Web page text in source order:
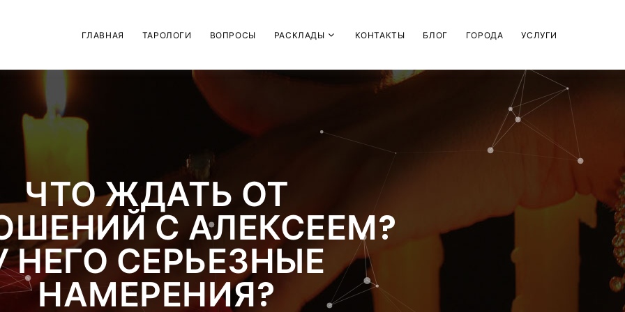
ГЛАВНАЯ ТАРОЛОГИ ВОПРОСЫ РАСКЛАДЫ КОНТАКТЫ БЛОГ ГОРОДА УСЛУГИ
ЧТО ЖДАТЬ ОТ
С АЛЕКСЕЕМ?
НЕГО СЕРЬЕЗНЫЕ
НАМЕРЕНИЯ?